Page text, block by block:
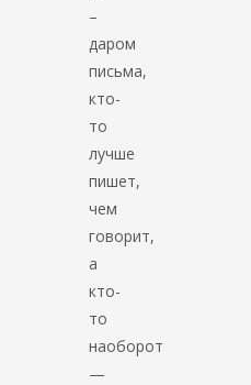
–
даром
письма,
кто-
то
лучше
пишет,
чем
говорит,
а
кто-
то
наоборот
—